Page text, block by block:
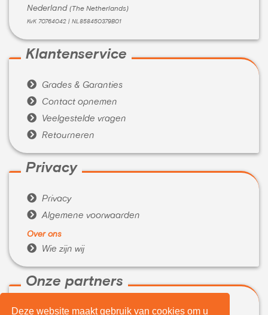
Deze website maakt gebruik van cookies om u
Nederland (The Netherlands)
KvK 70764042 | NL858450379B01
Klantenservice
 Grades & Garanties
 Contact opnemen
 Veelgestelde vragen
 Retourneren
Privacy
 Privacy
 Algemene voorwaarden
Over ons
 Wie zijn wij
Onze partners
 WeBuyIt.nl